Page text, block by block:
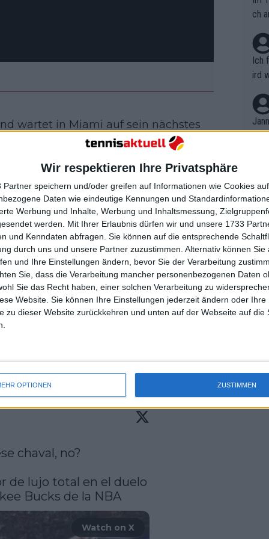
Wir respektieren Ihre Privatsphäre
Partner speichern und/oder greifen auf Informationen wie Cookies
Daten wie eindeutige Kennungen und
Werbung und Inhalte, Werbung und Inhaltsmessung,
werden. Mit Ihrer Erlaubnis dürfen wir und unsere 1733
und Kenndaten abfragen. Sie können auf die entsprechende
durch uns und unsere Partner zuzustimmen. Alternativ können Sie
und Ihre Einstellungen ändern, bevor Sie der Verarbeitung
Sie, dass die Verarbeitung mancher personenbezogenen Daten
Sie das Recht haben, einer solchen Verarbeitung zu
Website. Sie können Ihre Einstellungen jederzeit ändern oder Ihre
zu dieser Website zurückkehren und unten auf der Webseite auf die
OPTIONEN ZUSTIMMEN
wartet in Miami auf sein nächstes
mitnimmt. Während seines
ehemaligen US-Open-Champion
in den sozialen Medien
NBA-Spiel zwischen den Miami
gesichtet. Außerdem posierte
Produzenten DJ Khaled für ein Foto.
mit einer herausragenden 71-
Grand Slams—und drei weiteren
bei den Davis Cup Finals mit
verhinderte seine Teilnahme nach
gegen seinen Rivalen Jannik
das Year-End No. 1-Ranking
nach den Australian Open im
chaval, no?
de lujo total en el duelo
Bucks de la NBA
Watch on X
ch
Ich
ird
r in
em
t,
B.
on
uss
mal
des
n
nt.
kel